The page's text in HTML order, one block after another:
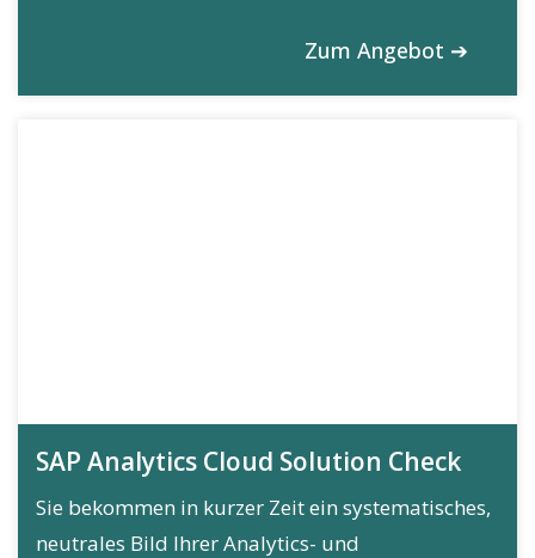
Zum Angebot ➔
SAP Analytics Cloud Solution Check
Sie bekommen in kurzer Zeit ein systematisches,
neutrales Bild Ihrer Analytics- und